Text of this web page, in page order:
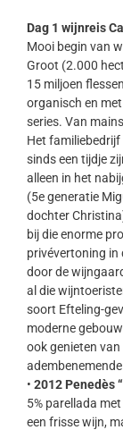
Dag 1 wijnreis
Mooi begin van
Groot (2.000
15 miljoen
organisch en
series. Van
Het
sinds een tijdje
alleen in het
(5e generatie
dochter
bij die enorme
privévertoning in
door de
al die
soort Efteling-
moderne
ook genieten
• 2012 Penedès
5% parellada
een frisse wijn,